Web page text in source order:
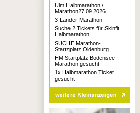
Ulm Halbmarathon /
Marathon27.09.2026
3-Länder-Marathon
Suche 2 Tickets für Skinfit
Halbmarathon
SUCHE Marathon-
Startzplatz Oldenburg
HM Startplatz Bodensee
Marathon gesucht
1x Halbmarathon Ticket
gesucht